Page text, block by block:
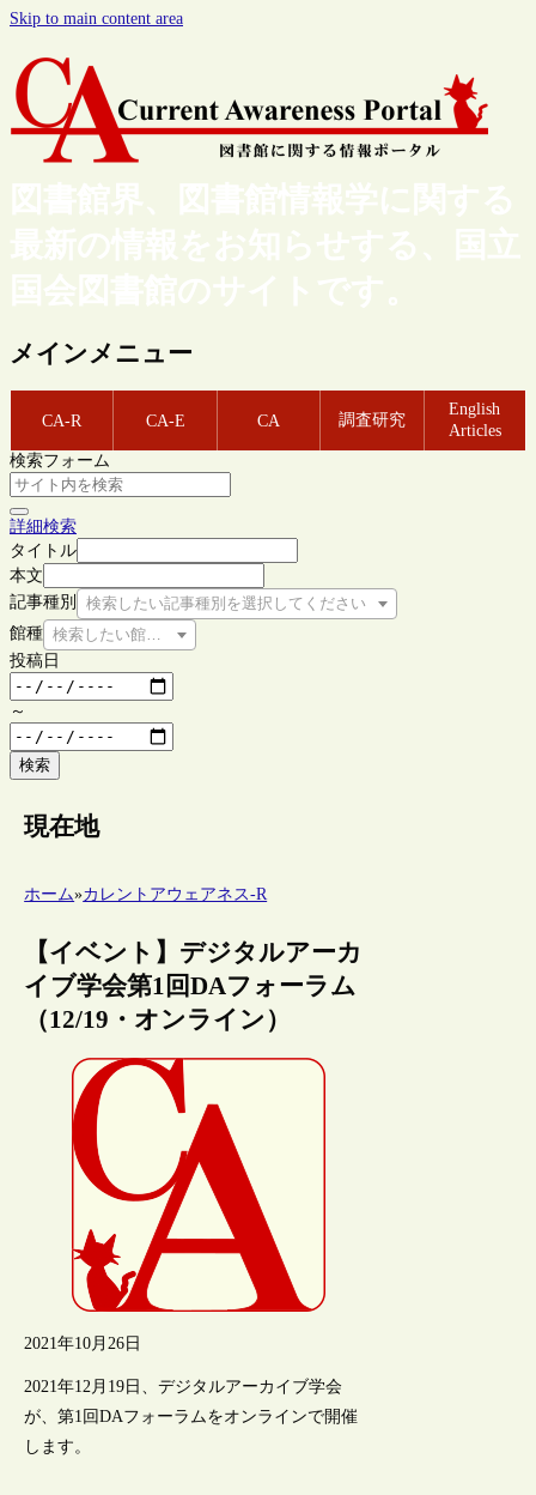
Skip to main content area
図書館界、図書館情報学に関する
最新の情報をお知らせする、国立
国会図書館のサイトです。
メインメニュー
CA-R CA-E CA 調査研究
English
Articles
検索フォーム
詳細検索
タイトル
本文
記事種別
検索したい記事種別を選択してください
館種 検索したい館種を選択してください
投稿日
～
検索
現在地
ホーム»カレントアウェアネス-R
【イベント】デジタルアーカ
イブ学会第1回DAフォーラム
（12/19・オンライン）
2021年10月26日
2021年12月19日、デジタルアーカイブ学会
が、第1回DAフォーラムをオンラインで開催
します。